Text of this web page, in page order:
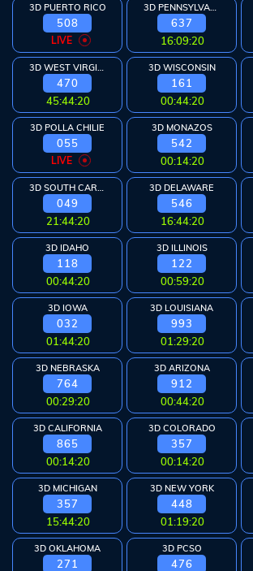
3D PUERTO RICO
508
LIVE
3D PENNSYLVANIA
637
16:09:20
470
45:44:20
3D WISCONSIN
161
00:44:20
3D POLLA CHILIE
055
LIVE
3D MONAZOS
542
00:14:20
049
21:44:20
3D DELAWARE
546
16:44:20
3D IDAHO
118
00:44:20
3D ILLINOIS
122
00:59:20
3D IOWA
032
01:44:20
3D LOUISIANA
993
01:29:20
3D NEBRASKA
764
00:29:20
3D ARIZONA
912
00:44:20
3D CALIFORNIA
865
00:14:20
3D COLORADO
357
00:14:20
3D MICHIGAN
357
15:44:20
3D NEW YORK
448
01:19:20
3D OKLAHOMA
271
3D PCSO
476